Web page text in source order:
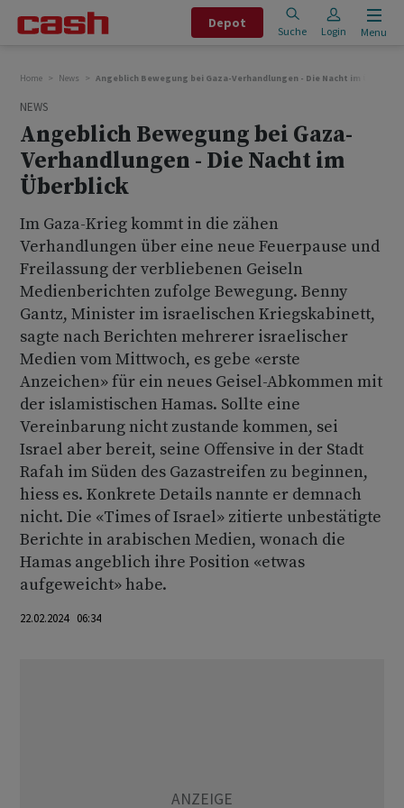
Depot
Suche Login Menu
Home News Angeblich Bewegung bei Gaza-Verhandlungen - Die Nacht im Überblick
NEWS
Angeblich Bewegung bei Gaza-
Verhandlungen - Die Nacht im
Überblick
Im Gaza-Krieg kommt in die zähen
Verhandlungen über eine neue Feuerpause und
Freilassung der verbliebenen Geiseln
Medienberichten zufolge Bewegung. Benny
Gantz, Minister im israelischen Kriegskabinett,
sagte nach Berichten mehrerer israelischer
Medien vom Mittwoch, es gebe «erste
Anzeichen» für ein neues Geisel-Abkommen mit
der islamistischen Hamas. Sollte eine
Vereinbarung nicht zustande kommen, sei
Israel aber bereit, seine Offensive in der Stadt
Rafah im Süden des Gazastreifen zu beginnen,
hiess es. Konkrete Details nannte er demnach
nicht. Die «Times of Israel» zitierte unbestätigte
Berichte in arabischen Medien, wonach die
Hamas angeblich ihre Position «etwas
aufgeweicht» habe.
22.02.2024 06:34